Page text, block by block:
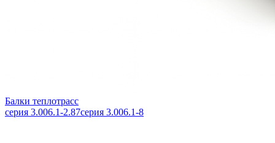
Балки теплотрасс
серия 3.006.1-2.87серия 3.006.1-8